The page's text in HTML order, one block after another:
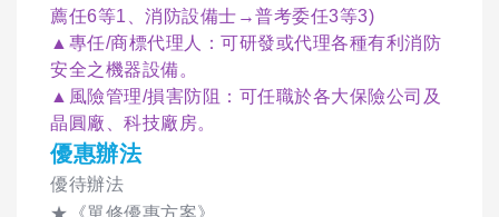
薦任6等1、消防設備士→普考委任3等3)
▲專任/商標代理人：可研發或代理各種有利消防
安全之機器設備。
▲風險管理/損害防阻：可任職於各大保險公司及
晶圓廠、科技廠房。
優惠辦法
優待辦法
★《單修優惠方案》